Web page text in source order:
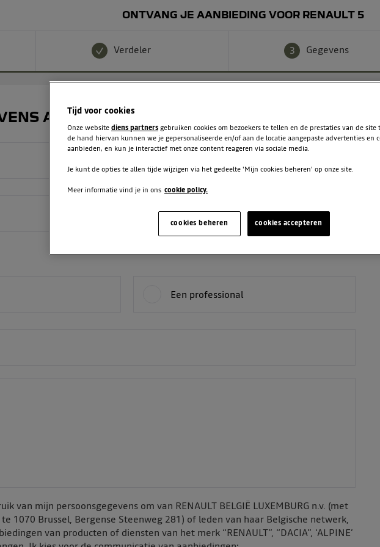
ONTVANG JE AANBIEDING VOOR RENAULT 5
Verdeler 3 Gegevens
AAN
Telefoon
Een professional
van mijn persoonsgegevens om van RENAULT BELGIË LUXEMBURG n.v. (met
1070 Brussel, Bergense Steenweg 281) of leden van haar Belgische netwerk,
van producten of diensten van het merk “RENAULT”, “DACIA”, ‘ALPINE’
Tijd voor cookies
Onze website diens partners gebruiken cookies om bezoekers te tellen en de prestaties van de site
de hand hiervan kunnen we je gepersonaliseerde en/of aan de locatie aangepaste advertenties en
aanbieden, en kun je interactief met onze content reageren via sociale media.
Je kunt de opties te allen tijde wijzigen via het gedeelte 'Mijn cookies beheren' op onze site.
Meer informatie vind je in ons cookie policy.
cookies accepteren
cookies beheren